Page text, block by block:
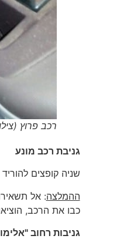
רכב פרוץ
גניבת רכב מונע
שניה קופצים
ההמלצה: אל
כבו את הרכב,
גניבות רחוב